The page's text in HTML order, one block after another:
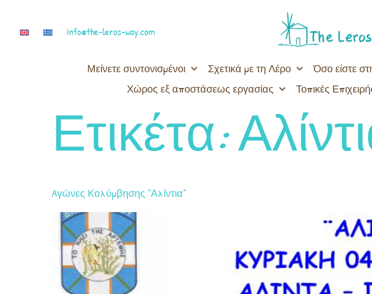
info@the-leros-way.com
Μείνετε συντονισμένοι Σχετικά με τη Λέρο Όσο είστε
Χώρος εξ αποστάσεως εργασίας
Τοπικές
Ετικέτα:
Aγώνες Κολύμβησης “Αλίντια”